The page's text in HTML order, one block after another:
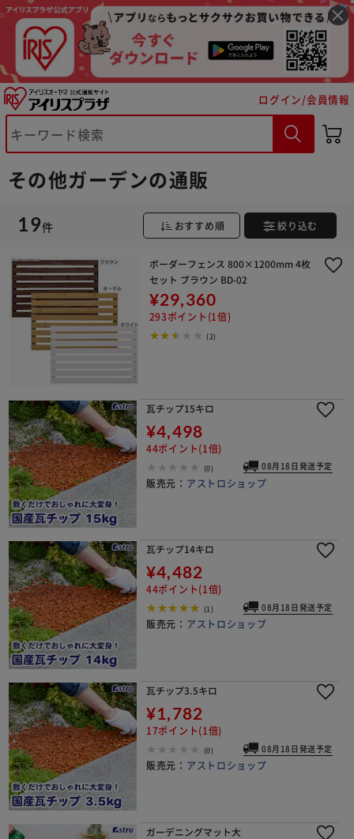
ログイン/会員情報
その他ガーデンの通販
19件 おすすめ順 絞り込む
ボーダーフェンス 800×1200mm 4枚
セット ブラウン BD-02
¥29,360
293ポイント(1倍)
(2)
瓦チップ15キロ
¥4,498
44ポイント(1倍)
(0) 08月18日発送予定
販売元： アストロショップ
瓦チップ14キロ
¥4,482
44ポイント(1倍)
(1) 08月18日発送予定
販売元： アストロショップ
瓦チップ3.5キロ
¥1,782
17ポイント(1倍)
(0) 08月18日発送予定
販売元： アストロショップ
ガーデニングマット大
※ご確認ください